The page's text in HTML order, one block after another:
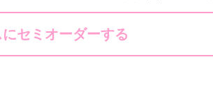
セミオーダーする